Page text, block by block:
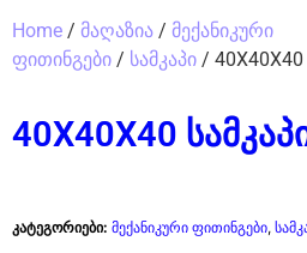
Home / მაღაზია / მექანიკური
ფითინგები / სამკაპი / 40X40X40
40X40X40
კატეგორიები: მექანიკური ფითინგები,